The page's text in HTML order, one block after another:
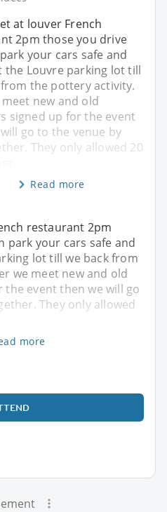
at louver French
2pm those you drive
your cars safe and
the Louvre parking lot till
the pottery activity.
new and old
signed up for the event
go to the venue by
They only allowed 20
Read more
restaurant 2pm
park your cars safe and
lot till we back from
we meet new and old
event then we will go
They only allowed
more